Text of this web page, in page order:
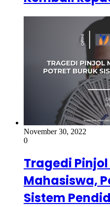
November 30, 2022
0
Tragedi
Mahasiswa,
Sistem